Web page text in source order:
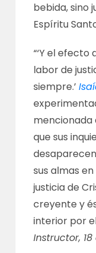
bebida, sino
Espíritu
“‘Y el efecto
labor de
siempre.’
mencionada
que sus
sus almas
justicia de
creyente y
interior por
Instructor,